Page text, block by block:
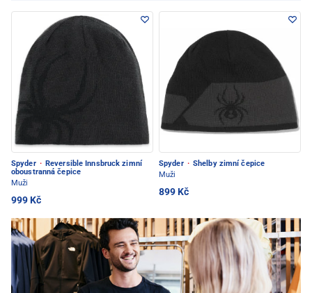
Spyder · Reversible Innsbruck zimní
oboustranná čepice
Muži
999 Kč
Spyder · Shelby zimní čepice
Muži
899 Kč